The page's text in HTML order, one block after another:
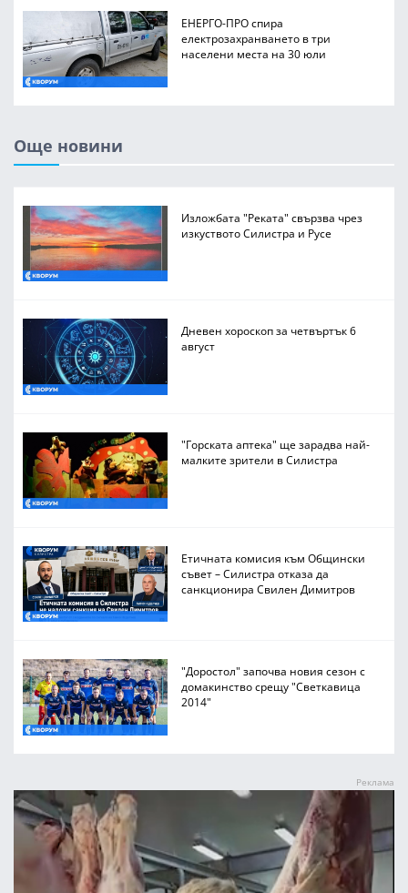
ЕНЕРГО-ПРО спира
електрозахранването в три
населени места на 30 юли
Още новини
Изложбата "Реката" свързва чрез
изкуството Силистра и Русе
Дневен хороскоп за четвъртък 6
август
"Горската аптека" ще зарадва най-
малките зрители в Силистра
Етичната комисия към Общински
съвет – Силистра отказа да
санкционира Свилен Димитров
"Доростол" започва новия сезон с
домакинство срещу "Светкавица
2014"